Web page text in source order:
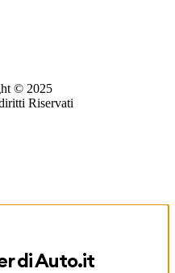
© 2025
Riservati
diAuto.it